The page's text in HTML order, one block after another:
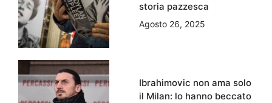
storia pazzesca
Agosto 26, 2025
Ibrahimovic non ama solo
il Milan: lo hanno beccato